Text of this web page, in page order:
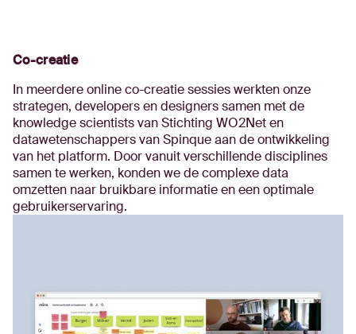
Co-creatie
In meerdere online co-creatie sessies werkten onze
strategen, developers en designers samen met de
knowledge scientists van Stichting WO2Net en
datawetenschappers van Spinque aan de ontwikkeling
van het platform. Door vanuit verschillende disciplines
samen te werken, konden we de complexe data
omzetten naar bruikbare informatie en een optimale
gebruikerservaring.